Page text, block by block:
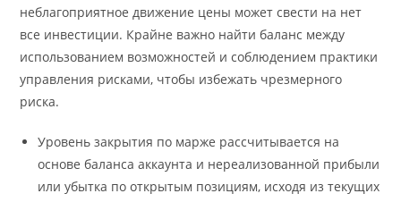
неблагоприятное движение цены может свести на нет
все инвестиции. Крайне важно найти баланс между
использованием возможностей и соблюдением практики
управления рисками, чтобы избежать чрезмерного
риска.
Уровень закрытия по марже рассчитывается на
основе баланса аккаунта и нереализованной прибыли
или убытка по открытым позициям, исходя из текущих